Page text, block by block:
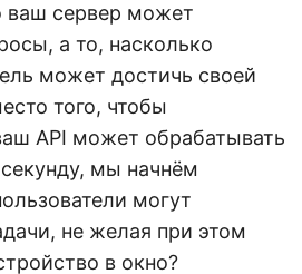
ваш сервер может
а то, насколько
может достичь своей
того, чтобы
API может обрабатывать
мы начнём
могут
не желая при этом
в окно?